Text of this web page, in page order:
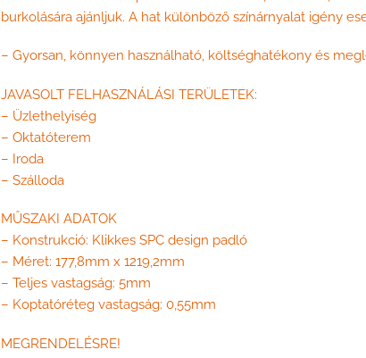
burkolására ajánljuk. A hat különböző színárnyalat igény
– Gyorsan, könnyen használható, költséghatékony és
JAVASOLT FELHASZNÁLÁSI TERÜLETEK:
– Üzlethelyiség
– Oktatóterem
– Iroda
– Szálloda
MŰSZAKI ADATOK
– Konstrukció: Klikkes SPC design padló
– Méret: 177,8mm x 1219,2mm
– Teljes vastagság: 5mm
– Koptatóréteg vastagság: 0,55mm
MEGRENDELÉSRE!